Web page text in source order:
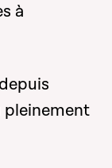
à
pleinement